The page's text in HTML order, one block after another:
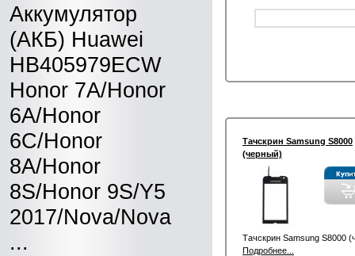
Аккумулятор
(АКБ) Huawei
HB405979ECW
Honor 7A/Honor
6A/Honor
6C/Honor
8A/Honor
8S/Honor 9S/Y5
2017/Nova/Nova
...
Тачскрин Samsung S8000
(черный)
Тачскрин Samsung S8000
Подробнее...